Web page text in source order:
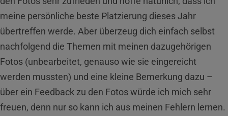
meine persönliche beste Platzierung dieses Jahr
übertreffen werde. Aber überzeug dich einfach selbst
nachfolgend die Themen mit meinen dazugehörigen
Fotos (unbearbeitet, genauso wie sie eingereicht
werden mussten) und eine kleine Bemerkung dazu –
über ein Feedback zu den Fotos würde ich mich sehr
freuen, denn nur so kann ich aus meinen Fehlern lernen.